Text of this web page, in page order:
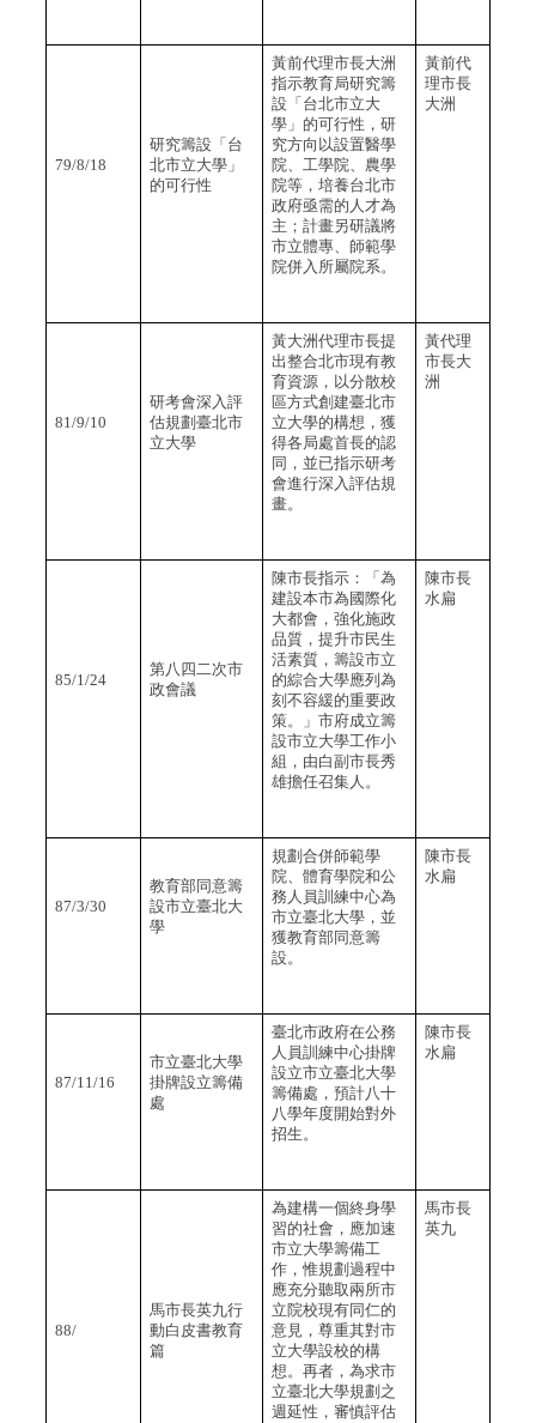
79/8/18
研究籌設「台
北市立大學」
的可行性
黃前代理市長大洲
指示教育局研究籌
設「台北市立大
學」的可行性，研
究方向以設置醫學
院、工學院、農學
院等，培養台北市
政府亟需的人才為
主；計畫另研議將
市立體專、師範學
院併入所屬院系。
黃前代
理市長
大洲
81/9/10
研考會深入評
估規劃臺北市
立大學
黃大洲代理市長提
出整合北市現有教
育資源，以分散校
區方式創建臺北市
立大學的構想，獲
得各局處首長的認
同，並已指示研考
會進行深入評估規
畫。
黃代理
市長大
洲
85/1/24
第八四二次市
政會議
陳市長指示：「為
建設本市為國際化
大都會，強化施政
品質，提升市民生
活素質，籌設市立
的綜合大學應列為
刻不容緩的重要政
策。」市府成立籌
設市立大學工作小
組，由白副市長秀
雄擔任召集人。
陳市長
水扁
87/3/30
教育部同意籌
設市立臺北大
學
規劃合併師範學
院、體育學院和公
務人員訓練中心為
市立臺北大學，並
獲教育部同意籌
設。
陳市長
水扁
87/11/16
市立臺北大學
掛牌設立籌備
處
臺北市政府在公務
人員訓練中心掛牌
設立市立臺北大學
籌備處，預計八十
八學年度開始對外
招生。
陳市長
水扁
88/
馬市長英九行
動白皮書教育
篇
為建構一個終身學
習的社會，應加速
市立大學籌備工
作，惟規劃過程中
應充分聽取兩所市
立院校現有同仁的
意見，尊重其對市
立大學設校的構
想。再者，為求市
立臺北大學規劃之
週延性，審慎評估
馬市長
英九